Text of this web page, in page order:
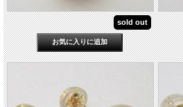
sold out